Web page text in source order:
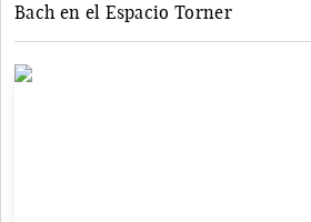
Bach en el Espacio Torner